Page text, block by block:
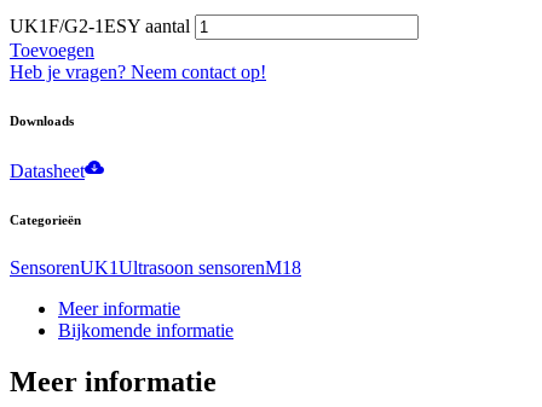
UK1F/G2-1ESY aantal
Toevoegen
Heb je vragen? Neem contact op!
Downloads
Datasheet
Categorieën
SensorenUK1Ultrasoon sensorenM18
Meer informatie
Bijkomende informatie
Meer informatie